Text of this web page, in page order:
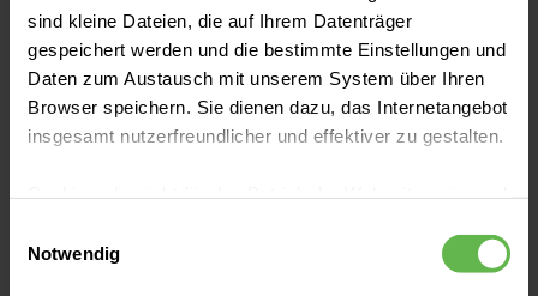
sind kleine Dateien, die auf Ihrem Datenträger
gespeichert werden und die bestimmte Einstellungen und
Daten zum Austausch mit unserem System über Ihren
Browser speichern. Sie dienen dazu, das Internetangebot
insgesamt nutzerfreundlicher und effektiver zu gestalten.
eingesetzt werden.
Notwendig
Dionysia Kravarioti
Ärztin in Weiterbildung